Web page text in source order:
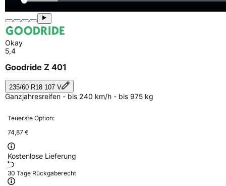
Okay
5,4
Goodride Z 401
235/60 R18 107 V
Ganzjahresreifen - bis 240 km/h - bis 975 kg
Teuerste Option:
74,87 €
Kostenlose Lieferung
30 Tage Rückgaberecht